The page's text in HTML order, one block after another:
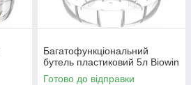
Багатофункціональний
бутель пластиковий 5л Biowin
Готово до відправки